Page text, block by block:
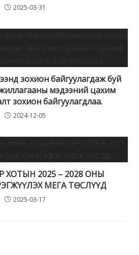
2025-03-31
зохион байгуулагдаж буй
мэдээний цахим
зохион байгуулагдлаа.
2024-12-05
ХОТЫН 2025 – 2028 ОНЫ
МЕГА ТӨСЛҮҮД
2025-03-17